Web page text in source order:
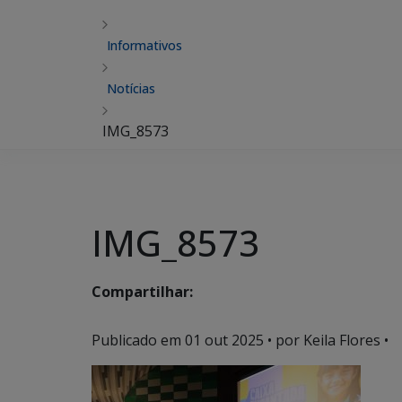
Informativos
Notícias
IMG_8573
IMG_8573
Compartilhar:
Publicado em 01 out 2025 • por Keila Flores •